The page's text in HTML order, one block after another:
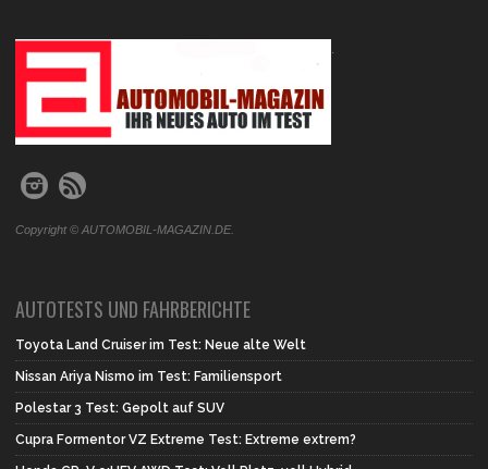
.
Copyright © AUTOMOBIL-MAGAZIN.DE.
AUTOTESTS UND FAHRBERICHTE
Toyota Land Cruiser im Test: Neue alte Welt
Nissan Ariya Nismo im Test: Familiensport
Polestar 3 Test: Gepolt auf SUV
Cupra Formentor VZ Extreme Test: Extreme extrem?